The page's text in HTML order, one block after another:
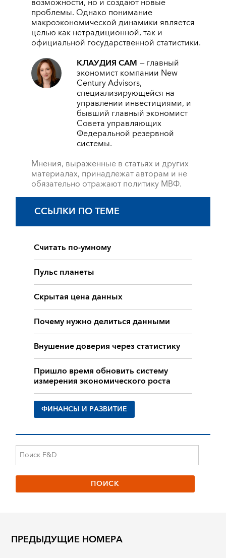
проблемы. Однако понимание
макроэкономической динамики является
целью как нетрадиционной, так и
официальной государственной статистики.
КЛАУДИЯ САМ —главный
экономист компании New
Century Advisors,
специализирующейся на
управлении инвестициями, и
бывший главный экономист
Совета управляющих
Федеральной резервной
системы.
Мнения, выраженные в статьях и других
материалах, принадлежат авторам и не
обязательно отражают политику МВФ.
ССЫЛКИ ПО ТЕМЕ
Считать по-умному
Пульс планеты
Скрытая цена данных
Почему нужно делиться данными
Внушение доверия через статистику
Пришло время обновить систему
измерения экономического роста
ФИНАНСЫ И РАЗВИТИЕ
ПРЕДЫДУЩИЕ НОМЕРА